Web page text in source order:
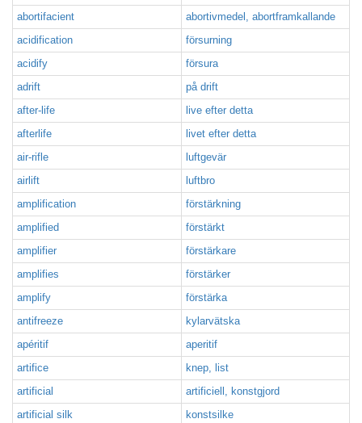
abortifacient
abortivmedel, abortframkallande
acidification
försurning
acidify
försura
adrift
på drift
after-life
live efter detta
afterlife
livet efter detta
air-rifle
luftgevär
airlift
luftbro
amplification
förstärkning
amplified
förstärkt
amplifier
förstärkare
amplifies
förstärker
amplify
förstärka
antifreeze
kylarvätska
apéritif
aperitif
artifice
knep, list
artificial
artificiell, konstgjord
artificial silk
konstsilke